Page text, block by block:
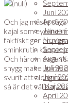
Juni
April
Juli
Juni
Maj
April
Och jag måste
kajal som eyeliner
faktiskt ger en
sminkrutin känner
Och härom dagen
snygg make up
svurit att aldrig
så är det väl bara